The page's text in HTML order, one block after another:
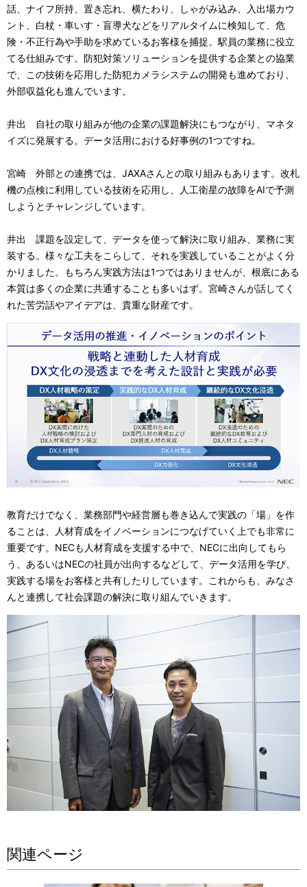
話、ナイフ所持、置き忘れ、横たわり、しゃがみ込み、入出場カウ
ント、白杖・車いす・盲導犬などをリアルタイムに検知して、危
険・不正行為や手助を求めているお客様を捕捉。駅員の業務に役立
てる仕組みです。防犯対策ソリューションを提供する企業との協業
で、この技術を応用した防犯カメラシステムの開発も進めており、
外部収益化も進んでいます。
井出 自社の取り組みが他の企業の課題解決にもつながり、マネタ
イズに発展する。データ活用における好事例の1つですね。
宮崎 外部との連携では、JAXAさんとの取り組みもあります。改札
機の点検に利用している技術を応用し、人工衛星の故障をAIで予測
しようとチャレンジしています。
井出 課題を設定して、データを使って解決に取り組み、業務に実
装する。様々な工夫をこらして、それを実践していることがよく分
かりました。もちろん実践方法は1つではありませんが、根底にある
本質は多くの企業に共通することも多いはず。宮崎さんが話してく
れた苦労話やアイデアは、貴重な財産です。
教育だけでなく、業務部門や経営層も巻き込んで実践の「場」を作
ることは、人材育成をイノベーションにつなげていく上でも非常に
重要です。NECも人材育成を支援する中で、NECに出向してもら
う、あるいはNECの社員が出向するなどして、データ活用を学び、
実践する場をお客様と共有したりしています。これからも、みなさ
んと連携して社会課題の解決に取り組んでいきます。
関連ページ